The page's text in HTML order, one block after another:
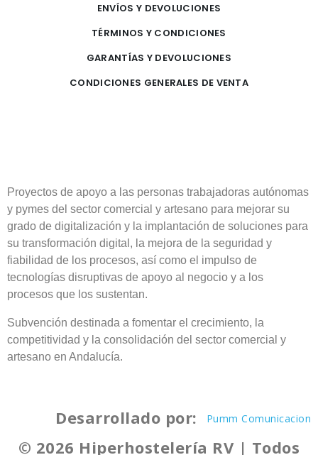
ENVÍOS Y DEVOLUCIONES
TÉRMINOS Y CONDICIONES
GARANTÍAS Y DEVOLUCIONES
CONDICIONES GENERALES DE VENTA
Proyectos de apoyo a las personas trabajadoras autónomas
y pymes del sector comercial y artesano para mejorar su
grado de digitalización y la implantación de soluciones para
su transformación digital, la mejora de la seguridad y
fiabilidad de los procesos, así como el impulso de
tecnologías disruptivas de apoyo al negocio y a los
procesos que los sustentan.
Subvención destinada a fomentar el crecimiento, la
competitividad y la consolidación del sector comercial y
artesano en Andalucía.
Desarrollado por: Pumm Comunicacion
© 2026 Hiperhostelería RV | Todos